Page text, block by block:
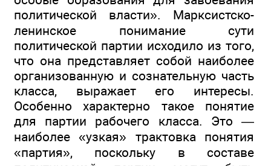
политической власти». Марксистско-
ленинское понимание сути
политической партии исходило из того,
что она представляет собой наиболее
организованную и сознательную часть
класса, выражает его интересы.
Особенно характерно такое понятие
для партии рабочего класса. Это —
наиболее «узкая» трактовка понятия
«партия», поскольку в составе